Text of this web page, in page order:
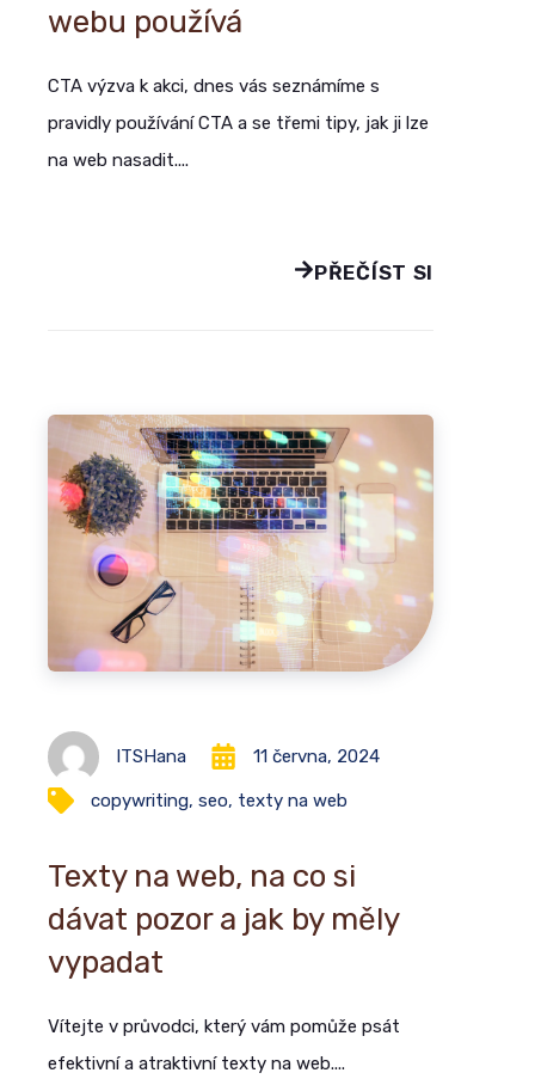
webu používá
CTA výzva k akci, dnes vás seznámíme s
pravidly používání CTA a se třemi tipy, jak ji lze
na web nasadit....
PŘEČÍST SI
ITSHana 11 června, 2024
copywriting, seo, texty na web
Texty na web, na co si
dávat pozor a jak by měly
vypadat
Vítejte v průvodci, který vám pomůže psát
efektivní a atraktivní texty na web....